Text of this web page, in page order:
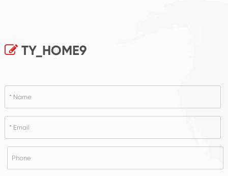
TY_HOME9